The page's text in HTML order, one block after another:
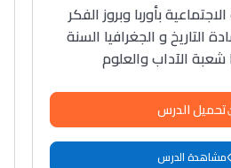
+ de 89
بأوربا وبروز الفكر
التاريخ و الجغرافيا السنة
شعبة الآداب والعلوم
تحميل الدرس
مشاهدة الدرس